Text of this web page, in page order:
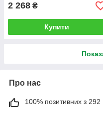
2 268 ₴
Купити
Про нас
100% позитивних з 292